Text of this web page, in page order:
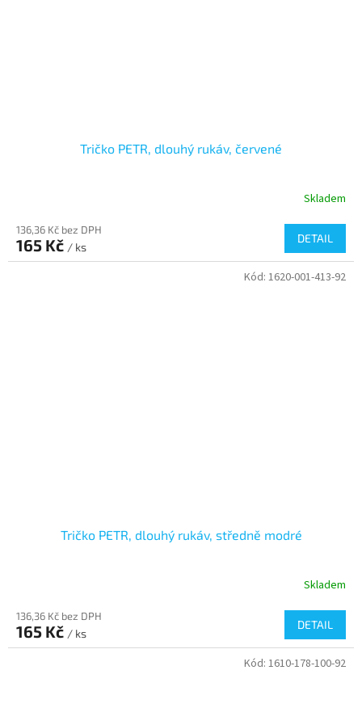
Tričko PETR, dlouhý rukáv, červené
Skladem
136,36 Kč bez DPH
165 Kč / ks
DETAIL
Tričko PETR, dlouhý rukáv, středně modré
Skladem
136,36 Kč bez DPH
165 Kč / ks
DETAIL
Kód: 1620-001-413-92
Kód: 1610-178-100-92